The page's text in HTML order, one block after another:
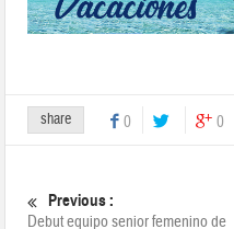
share 0 0
Previous :
Debut equipo senior femenino de